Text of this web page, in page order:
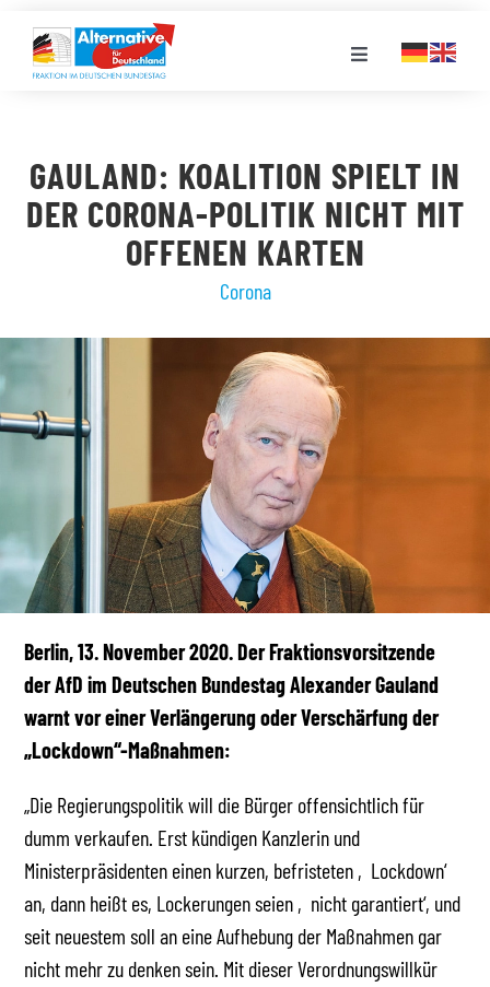
Inhalt
springen
Toggle
LANDESGRUPPEN
VERANSTALTUNGEN
PRESSE
STELLENPORTAL
GAULAND: KOALITION SPIELT IN
DER CORONA-POLITIK NICHT MIT
OFFENEN KARTEN
Corona
Berlin, 13. November 2020. Der Fraktionsvorsitzende
der AfD im Deutschen Bundestag Alexander Gauland
warnt vor einer Verlängerung oder Verschärfung der
„Lockdown“-Maßnahmen:
„Die Regierungspolitik will die Bürger offensichtlich für
dumm verkaufen. Erst kündigen Kanzlerin und
Ministerpräsidenten einen kurzen, befristeten ‚Lockdown‘
an, dann heißt es, Lockerungen seien ‚nicht garantiert‘, und
seit neuestem soll an eine Aufhebung der Maßnahmen gar
nicht mehr zu denken sein. Mit dieser Verordnungswillkür